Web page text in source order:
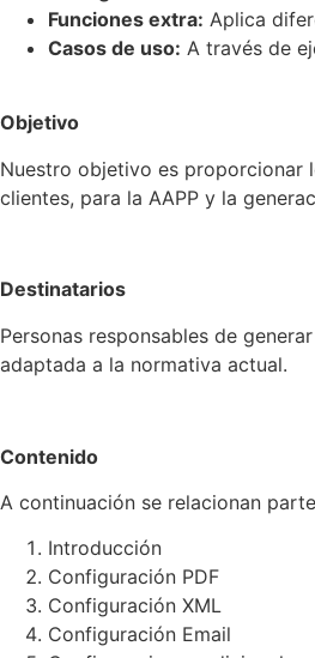
Funciones extra: Aplica
Casos de uso: A través de
Objetivo
Nuestro objetivo es proporcionar
clientes, para la AAPP y la
Destinatarios
Personas responsables de
adaptada a la normativa actual.
Contenido
A continuación se relacionan
Introducción
Configuración PDF
Configuración XML
Configuración Email